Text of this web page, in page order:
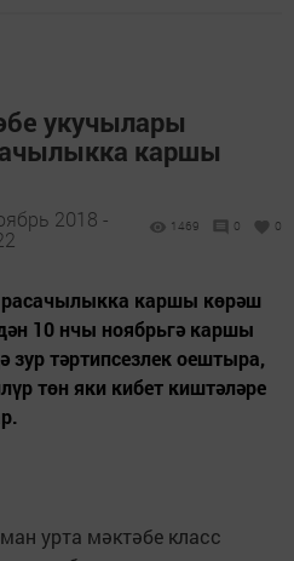
укучылары
каршы
2018 -
1469 0 0
каршы көрәш
10 нчы ноябрьгә каршы
зур тәртипсезлек оештыра,
төн яки кибет киштәләре
урта мәктәбе класс